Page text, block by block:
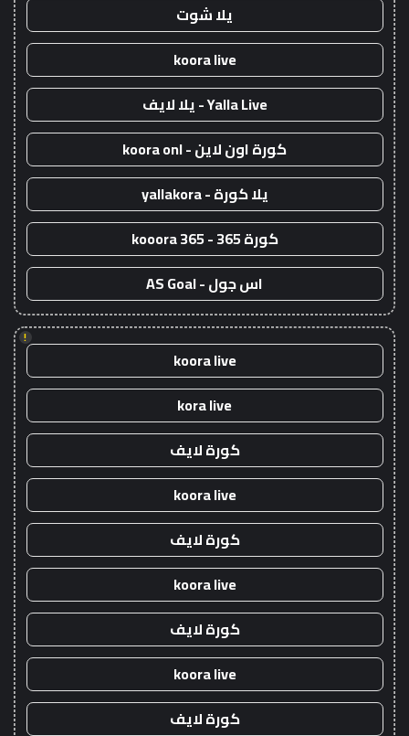
يلا شوت
koora live
Yalla Live - يلا لايف
كورة اون لاين - koora onl
يلا كورة - yallakora
كورة 365 - kooora 365
اس جول - AS Goal
!
koora live
kora live
كورة لايف
koora live
كورة لايف
koora live
كورة لايف
koora live
كورة لايف